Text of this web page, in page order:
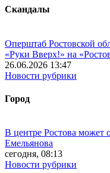
Скандалы
Оперштаб Ростовской
«Руки Вверх!» на
26.06.2026 13:47
Новости рубрики
Город
В центре Ростова может
Емельянова
сегодня, 08:13
Новости рубрики